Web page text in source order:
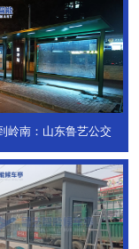
岭南：山东鲁艺公交